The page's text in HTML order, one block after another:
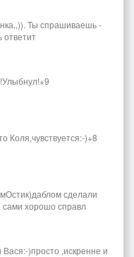
Ты спрашиваешь -
Коля,чувствуется:-)+8
сделали
сами хорошо справл
)просто ,искренне и